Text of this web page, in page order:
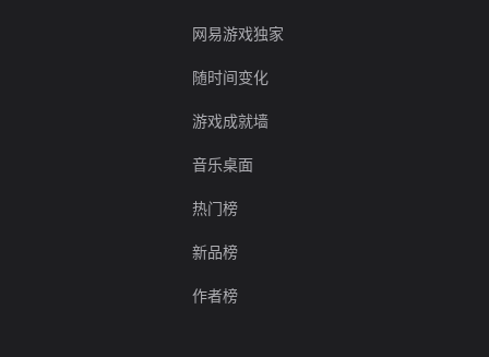
网易游戏独家
随时间变化
游戏成就墙
音乐桌面
热门榜
新品榜
作者榜